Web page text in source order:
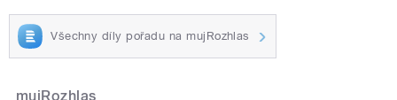
Všechny díly pořadu na mujRozhlas
mujRozhlas